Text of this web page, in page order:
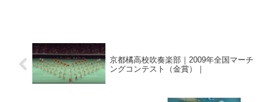
京都橘高校吹奏楽部｜2009年全国マーチ
ングコンテスト（金賞）｜